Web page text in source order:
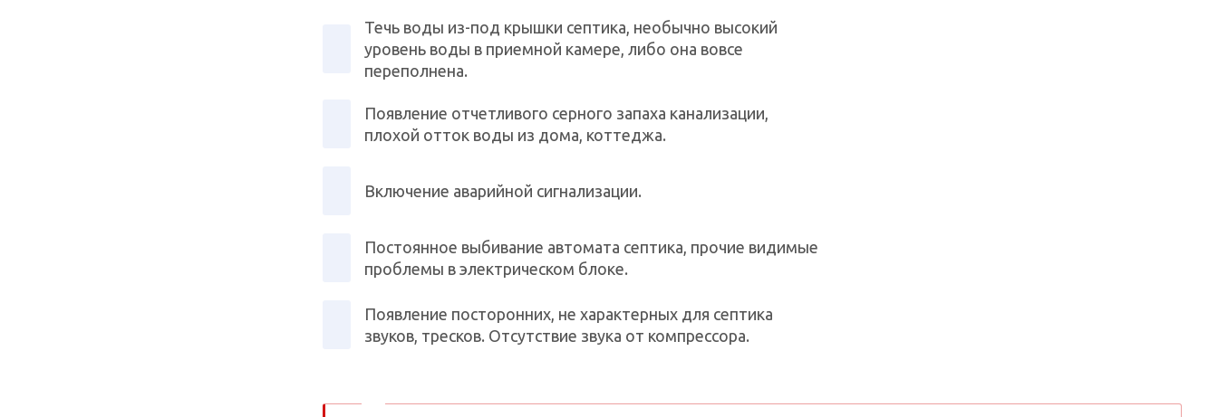
Течь воды из-под крышки септика, необычно высокий
уровень воды в приемной камере, либо она вовсе
переполнена.
Появление отчетливого серного запаха канализации,
плохой отток воды из дома, коттеджа.
Включение аварийной сигнализации.
Постоянное выбивание автомата септика, прочие видимые
проблемы в электрическом блоке.
Появление посторонних, не характерных для септика
звуков, тресков. Отсутствие звука от компрессора.